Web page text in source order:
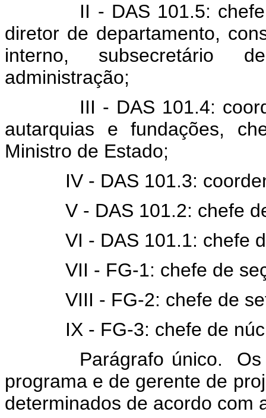
II - DAS 101.5: chefe
diretor de departamento,
interno, subsecretário
administração;
III - DAS 101.4:
autarquias e fundações,
Ministro de Estado;
IV - DAS 101.3:
V - DAS 101.2: chefe
VI - DAS 101.1: chefe
VII - FG-1: chefe de
VIII - FG-2: chefe de
IX - FG-3: chefe de
Parágrafo único. Os
programa e de gerente de
determinados de acordo com